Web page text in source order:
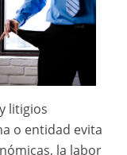
litigios
o entidad evita
la labor